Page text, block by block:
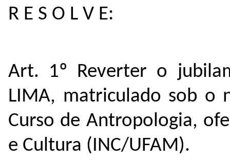
R E S O L V E:
Art. 1º Reverter o
LIMA, matriculado sob o
Curso de Antropologia,
e Cultura (INC/UFAM).